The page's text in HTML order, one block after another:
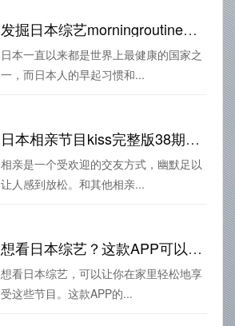
发掘日本综艺morningroutine背后的健康宝藏，生活质量提升不止一点点
日本一直以来都是世界上最健康的国家之
一，而日本人的早起习惯和...
日本相亲节目kiss完整版38期中的谈话技巧，成功“走心”的秘诀是？
相亲是一个受欢迎的交友方式，幽默足以
让人感到放松。和其他相亲...
想看日本综艺？这款APP可以免费解决
想看日本综艺，可以让你在家里轻松地享
受这些节目。这款APP的...